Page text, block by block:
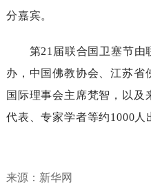
分嘉宾。
第21届联合国卫塞节由
办，中国佛教协会、江苏省
国际理事会主席梵智，以及
代表、专家学者等约1000人
来源：新华网